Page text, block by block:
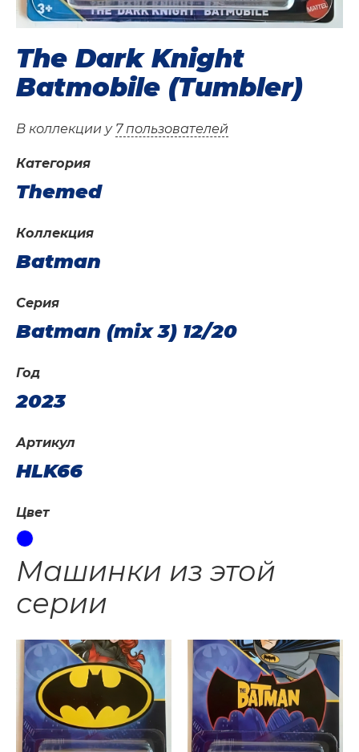
The Dark Knight
Batmobile (Tumbler)
В коллекции у 7 пользователей
Категория
Themed
Год
2023
Коллекция
Batman
Артикул
HLK66
Серия
Batman (mix 3) 12/20
Цвет
Машинки из этой
серии